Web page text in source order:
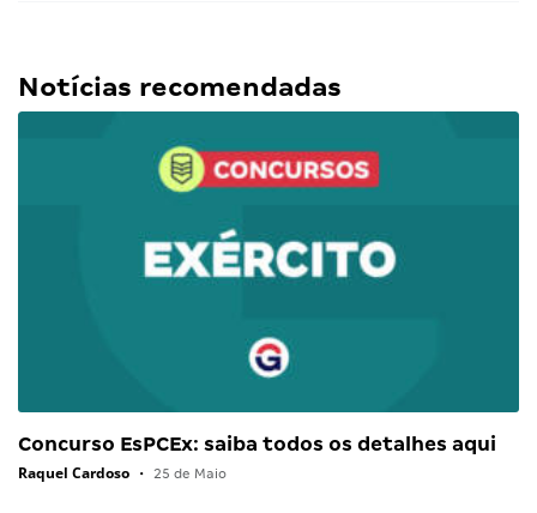
Notícias recomendadas
Concurso EsPCEx: saiba todos os detalhes aqui
Raquel Cardoso • 25 de Maio